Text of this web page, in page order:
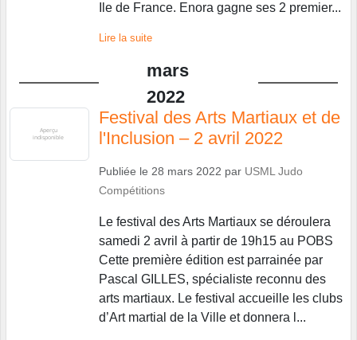
Ile de France. Enora gagne ses 2 premier...
Lire la suite
mars
2022
Festival des Arts Martiaux et de
l'Inclusion – 2 avril 2022
Publiée le 28 mars 2022 par USML Judo
Compétitions
Le festival des Arts Martiaux se déroulera
samedi 2 avril à partir de 19h15 au POBS
Cette première édition est parrainée par
Pascal GILLES, spécialiste reconnu des
arts martiaux. Le festival accueille les clubs
d’Art martial de la Ville et donnera l...